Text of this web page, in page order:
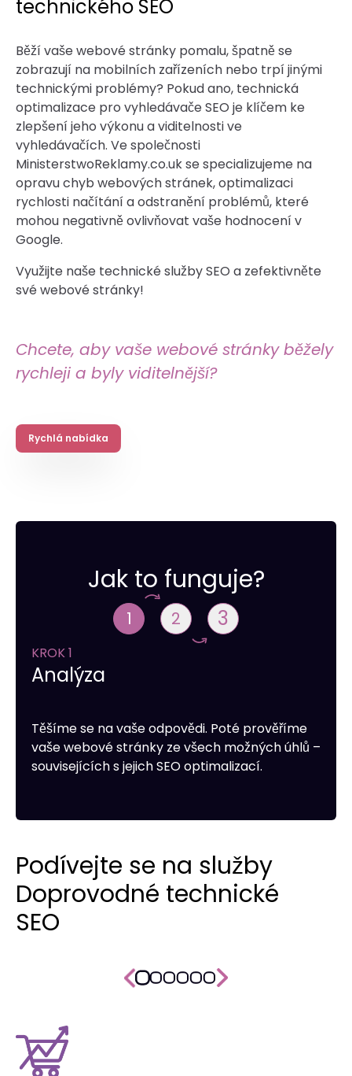
technického SEO
Běží vaše webové stránky pomalu, špatně se
zobrazují na mobilních zařízeních nebo trpí jinými
technickými problémy? Pokud ano, technická
optimalizace pro vyhledávače SEO je klíčem ke
zlepšení jeho výkonu a viditelnosti ve
vyhledávačích. Ve společnosti
MinisterstwoReklamy.co.uk se specializujeme na
opravu chyb webových stránek, optimalizaci
rychlosti načítání a odstranění problémů, které
mohou negativně ovlivňovat vaše hodnocení v
Google.
Využijte naše technické služby SEO a zefektivněte
své webové stránky!
Chcete, aby vaše webové stránky běžely
rychleji a byly viditelnější?
Rychlá nabídka
Jak to funguje?
1 2 3
KROK 1
Analýza
Těšíme se na vaše odpovědi. Poté prověříme
vaše webové stránky ze všech možných úhlů –
souvisejících s jejich SEO optimalizací.
Podívejte se na služby
Doprovodné technické
SEO